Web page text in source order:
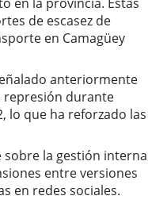
de escasez de
en Camagüey
anteriormente
represión durante
lo que ha reforzado las
sobre la gestión interna
entre versiones
en redes sociales.